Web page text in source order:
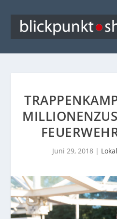
Juni 29, 2018 |